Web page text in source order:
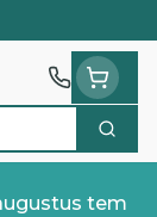
Zoek
tem